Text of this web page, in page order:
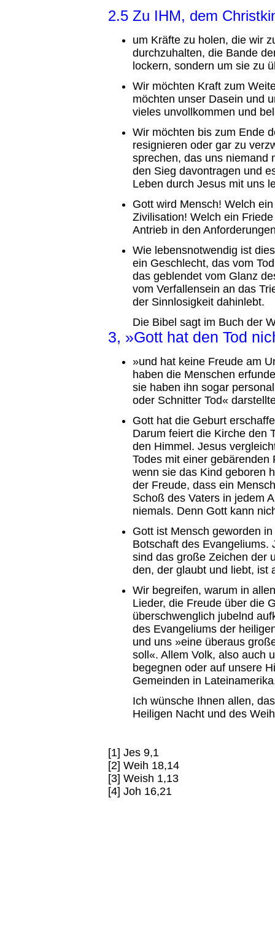
2.5 Zu IHM, dem
um Kräfte zu holen, die wir
durchzuhalten, die Bande
lockern, sondern um sie zu
Wir möchten Kraft zum
möchten unser Dasein und
vieles unvollkommen und
Wir möchten bis zum Ende
resignieren oder gar zu
sprechen, das uns niemand
den Sieg davontragen und
Leben durch Jesus mit uns
Gott wird Mensch! Welch
Zivilisation! Welch ein
Antrieb in den
Wie lebensnotwendig ist
ein Geschlecht, das vom
das geblendet vom Glanz
vom Verfallensein an das
der Sinnlosigkeit dahinlebt.
Die Bibel sagt im Buch der
3, »Gott hat den Tod
»und hat keine Freude am
haben die Menschen
sie haben ihn sogar
oder Schnitter Tod«
Gott hat die Geburt
Darum feiert die Kirche den
den Himmel. Jesus
Todes mit einer
wenn sie das Kind geboren
der Freude, dass ein
Schoß des Vaters in jedem
niemals. Denn Gott kann
Gott ist Mensch geworden
Botschaft des Evangeliums.
sind das große Zeichen der
den, der glaubt und liebt, ist
Wir begreifen, warum in
Lieder, die Freude über die
überschwenglich jubelnd
des Evangeliums der
und uns »eine überaus
soll«. Allem Volk, also auch
begegnen oder auf unsere
Gemeinden in
Ich wünsche Ihnen allen,
Heiligen Nacht und des
[1] Jes 9,1
[2] Weih 18,14
[3] Weish 1,13
[4] Joh 16,21